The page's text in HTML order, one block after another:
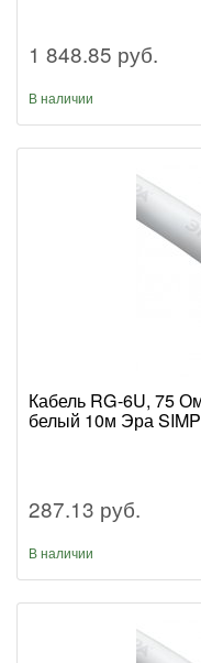
1 848.85 руб.
В наличии
Кабель RG-6U, 75
белый 10м Эра
287.13 руб.
В наличии